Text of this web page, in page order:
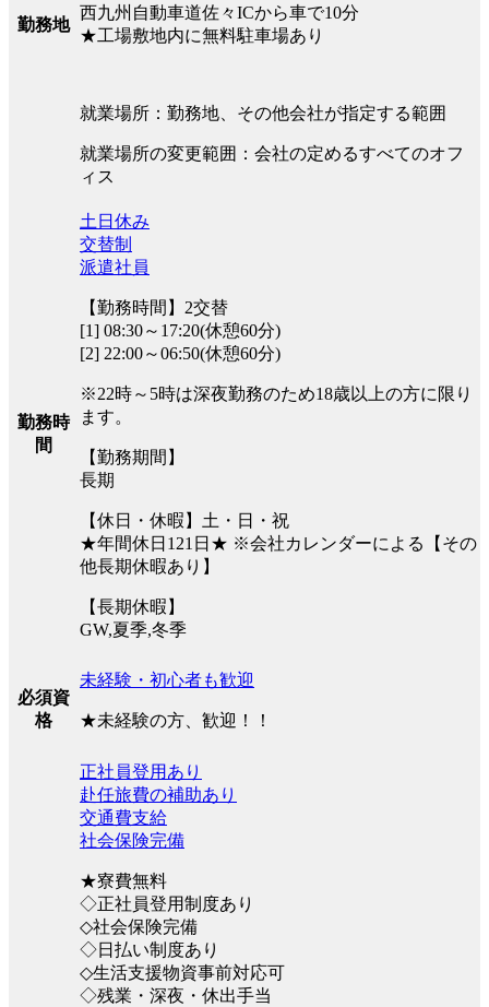
勤務地
西九州自動車道佐々ICから車で10分
★工場敷地内に無料駐車場あり
就業場所：勤務地、その他会社が指定する範囲
就業場所の変更範囲：会社の定めるすべてのオフ
ィス
勤務時
間
土日休み
交替制
派遣社員
【勤務時間】2交替
[1] 08:30～17:20(休憩60分)
[2] 22:00～06:50(休憩60分)
※22時～5時は深夜勤務のため18歳以上の方に限り
ます。
【勤務期間】
長期
【休日・休暇】土・日・祝
★年間休日121日★ ※会社カレンダーによる【その
他長期休暇あり】
【長期休暇】
GW,夏季,冬季
必須資
格
未経験・初心者も歓迎
★未経験の方、歓迎！！
正社員登用あり
赴任旅費の補助あり
交通費支給
社会保険完備
★寮費無料
◇正社員登用制度あり
◇社会保険完備
◇日払い制度あり
◇生活支援物資事前対応可
◇残業・深夜・休出手当